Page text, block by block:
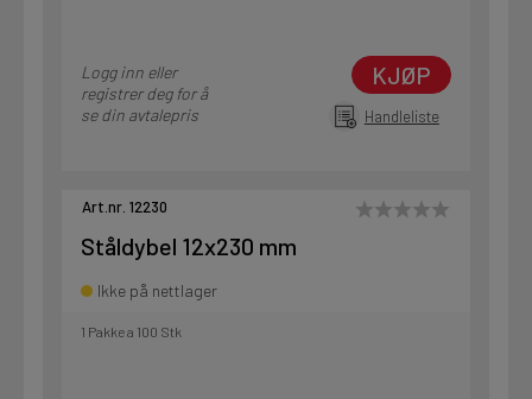
Logg inn eller
registrer deg for å
se din avtalepris
KJØP
Handleliste
Art.nr. 12230
Ståldybel 12x230 mm
Ikke på nettlager
1 Pakke a 100 Stk